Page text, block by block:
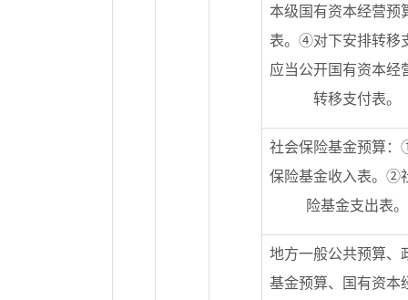
本级国有资本经营预
表。④对下安排转移
应当公开国有资本经
转移支付表。
社会保险基金预算
保险基金收入表。②
险基金支出表。
地方一般公共预算、
基金预算、国有资本